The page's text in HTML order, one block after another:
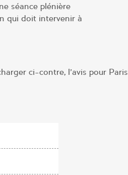
séance plénière
qui doit intervenir à
ci-contre, l’avis pour Paris